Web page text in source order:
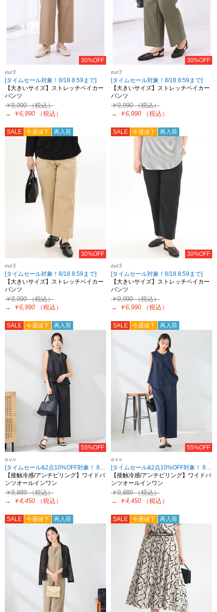
30%OFF
eur3
[タイムセール対象！8/18 8:59まで]
【大きいサイズ】ストレッチベイカー
パンツ
￥9,990（税込）
→
￥6,990 （税込）
30%OFF
eur3
[タイムセール対象！8/18 8:59まで]
【大きいサイズ】ストレッチベイカー
パンツ
￥9,990（税込）
→
￥6,990 （税込）
SALE 今週値下 再入荷
30%OFF
eur3
[タイムセール対象！8/18 8:59まで]
【大きいサイズ】ストレッチベイカー
パンツ
￥9,990（税込）
→
￥6,990 （税込）
SALE 今週値下 再入荷
30%OFF
eur3
[タイムセール対象！8/18 8:59まで]
【大きいサイズ】ストレッチベイカー
パンツ
￥9,990（税込）
→
￥6,990 （税込）
SALE 今週値下 再入荷
55%OFF
a.v.v
[タイムセール&2点10%OFF対象！ 8/18 8:59まで]
【接触冷感/アンチピリング】ワイドパ
ンツオールインワン
￥9,889（税込）
→
￥4,450 （税込）
SALE 今週値下 再入荷
55%OFF
a.v.v
[タイムセール&2点10%OFF対象！ 8/18 8:59まで]
【接触冷感/アンチピリング】ワイドパ
ンツオールインワン
￥9,889（税込）
→
￥4,450 （税込）
SALE 今週値下 再入荷 SALE 今週値下 再入荷